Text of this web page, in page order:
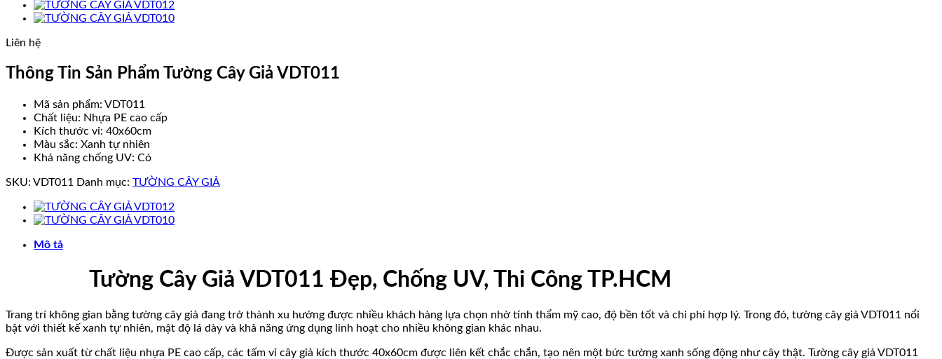
Liên hệ
Thông Tin Sản Phẩm Tường Cây Giả VDT011
Mã sản phẩm: VDT011
Chất liệu: Nhựa PE cao cấp
Kích thước vỉ: 40x60cm
Màu sắc: Xanh tự nhiên
Khả năng chống UV: Có
SKU: VDT011 Danh mục: TƯỜNG CÂY GIẢ
Mô tả
Tường Cây Giả VDT011 Đẹp, Chống UV, Thi Công TP.HCM
Trang trí không gian bằng tường cây giả đang trở thành xu hướng được nhiều khách hàng lựa chọn nhờ tính thẩm mỹ cao, độ bền tốt và chi phí hợp lý. Trong đó, tường cây giả VDT011 nổi
bật với thiết kế xanh tự nhiên, mật độ lá dày và khả năng ứng dụng linh hoạt cho nhiều không gian khác nhau.
Được sản xuất từ chất liệu nhựa PE cao cấp, các tấm vỉ cây giả kích thước 40x60cm được liên kết chắc chắn, tạo nên một bức tường xanh sống động như cây thật. Tường cây giả VDT011